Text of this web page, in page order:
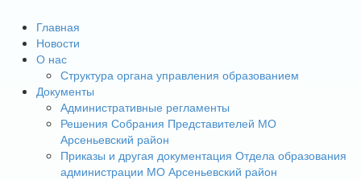
Главная
Новости
О нас
Структура органа управления образованием
Документы
Административные регламенты
Решения Собрания Представителей МО
Арсеньевский район
Приказы и другая документация Отдела образования
администрации МО Арсеньевский район